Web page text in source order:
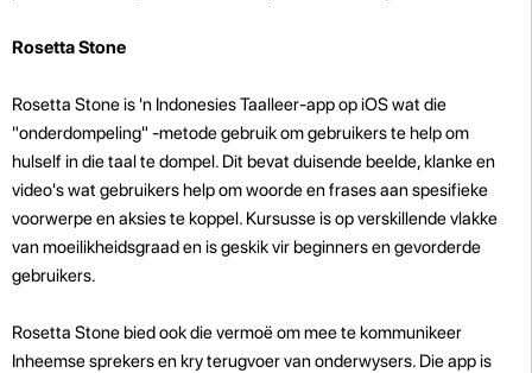
Rosetta Stone
Rosetta Stone is 'n Indonesies Taalleer-app op iOS wat die
"onderdompeling" -metode gebruik om gebruikers te help om
hulself in die taal te dompel. Dit bevat duisende beelde, klanke en
video's wat gebruikers help om woorde en frases aan spesifieke
voorwerpe en aksies te koppel. Kursusse is op verskillende vlakke
van moeilikheidsgraad en is geskik vir beginners en gevorderde
gebruikers.
Rosetta Stone bied ook die vermoë om mee te kommunikeer
Inheemse sprekers en kry terugvoer van onderwysers. Die app is